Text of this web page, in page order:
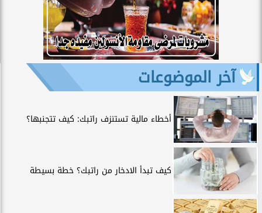
آخر الموضوعات
أخطاء مالية تستنزف راتبك: كيف تتجنبها؟
كيف تبدأ الادخار من راتبك؟ خطة بسيطة